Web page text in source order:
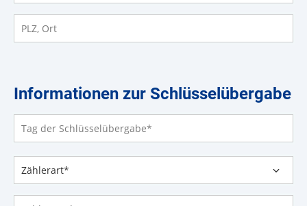
PLZ, Ort
Informationen zur Schlüsselübergabe
Zählerart**
Zähler-Nr.*